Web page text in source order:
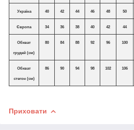
Україна 40 42 44 46 48 50
Європа 34 36 38 40 42 44
Обхват
грудей (см)
80 84 88 92 96 100
Обхват
стегон (см)
86 90 94 98 102 106
Приховати